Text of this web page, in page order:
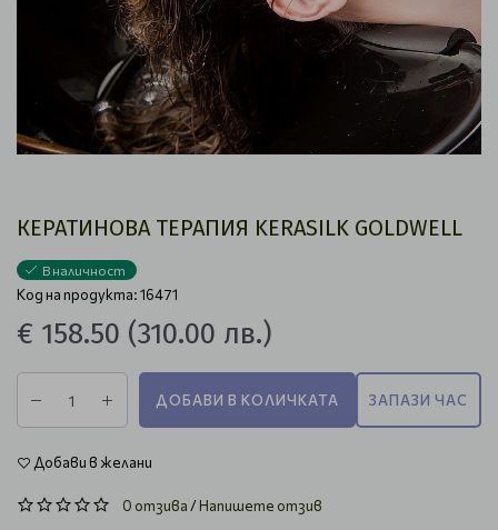
КЕРАТИНОВА ТЕРАПИЯ KERASILK GOLDWELL
В наличност
Код на продукта: 16471
€ 158.50 (310.00 лв.)
ДОБАВИ В КОЛИЧКАТА ЗАПАЗИ ЧАС
Добави в желани
0 отзива/Напишете отзив